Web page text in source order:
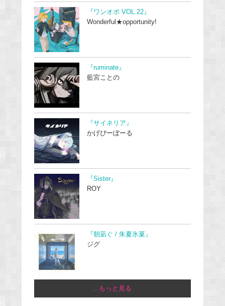
『ワンオポ VOL.22』
Wonderful★opportunity!
『ruminate』
藍宮ことの
『サイネリア』
かげぴーぼーる
『Sister』
ROY
『朝凪ぐ / 朱夏氷菓』
ジグ
...もっと見る